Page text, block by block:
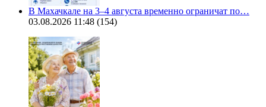
В Махачкале на 3–4 августа временно ограничат по…
03.08.2026 11:48 (154)